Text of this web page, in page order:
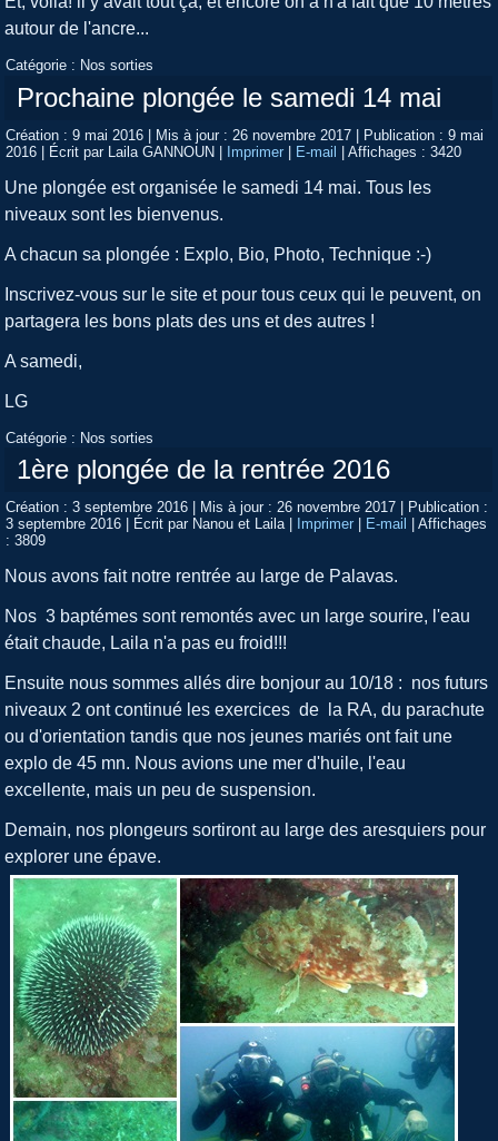
autour de l'ancre...
Catégorie : Nos sorties
Prochaine plongée le samedi 14 mai
Création : 9 mai 2016 | Mis à jour : 26 novembre 2017 | Publication : 9 mai
2016 | Écrit par Laila GANNOUN | Imprimer | E-mail |Affichages : 3420
Une plongée est organisée le samedi 14 mai. Tous les
niveaux sont les bienvenus.
A chacun sa plongée : Explo, Bio, Photo, Technique :-)
Inscrivez-vous sur le site et pour tous ceux qui le peuvent, on
partagera les bons plats des uns et des autres !
A samedi,
LG
Catégorie : Nos sorties
1ère plongée de la rentrée 2016
Création : 3 septembre 2016 | Mis à jour : 26 novembre 2017 | Publication :
3 septembre 2016 | Écrit par Nanou et Laila | Imprimer | E-mail |Affichages
: 3809
Nous avons fait notre rentrée au large de Palavas.
Nos 3 baptémes sont remontés avec un large sourire, l'eau
était chaude, Laila n'a pas eu froid!!!
Ensuite nous sommes allés dire bonjour au 10/18 : nos futurs
niveaux 2 ont continué les exercices de la RA, du parachute
ou d'orientation tandis que nos jeunes mariés ont fait une
explo de 45 mn. Nous avions une mer d'huile, l'eau
excellente, mais un peu de suspension.
Demain, nos plongeurs sortiront au large des aresquiers pour
explorer une épave.